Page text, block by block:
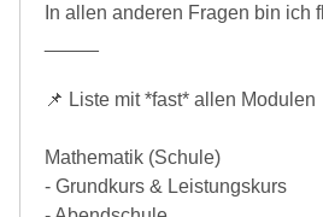
In allen anderen Fragen bin ich
📌 Liste mit *fast* allen Modulen
Mathematik (Schule)
- Grundkurs & Leistungskurs